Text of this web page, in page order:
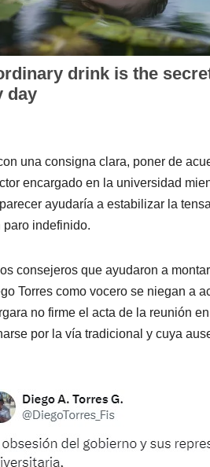
una consigna clara, poner de
encargado en la universidad
ayudaría a estabilizar la
indefinido.
consejeros que ayudaron a
Torres como vocero se niegan a
no firme el acta de la reunión
por la vía tradicional y cuya